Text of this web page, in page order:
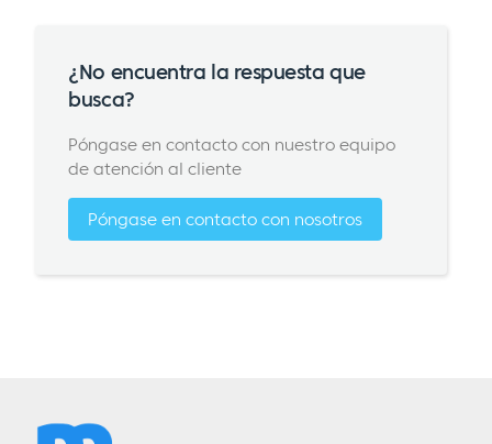
¿No encuentra la respuesta que
busca?
Póngase en contacto con nuestro equipo
de atención al cliente
Póngase en contacto con nosotros